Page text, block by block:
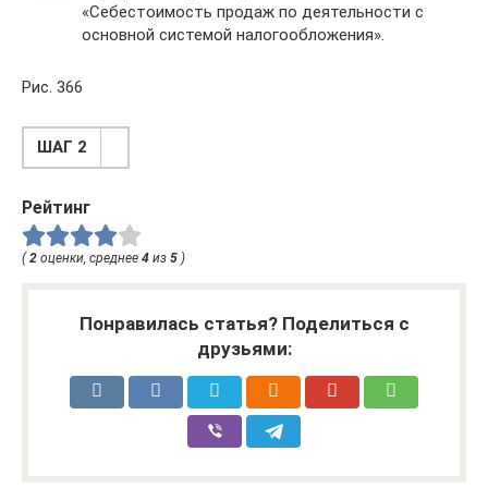
«Себестоимость продаж по деятельности с
основной системой налогообложения».
Рис. 366
ШАГ 2
Рейтинг
( 2 оценки, среднее 4 из 5 )
Понравилась статья? Поделиться с
друзьями: